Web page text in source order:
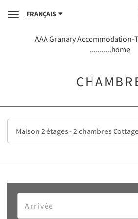
ToggleFRANÇAIS
AAA Granary Accommodation-
...........home